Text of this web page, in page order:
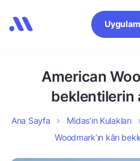
American
beklentilerin
Ana Sayfa Midas’ın Kulakları
Woodmark’ın kârı